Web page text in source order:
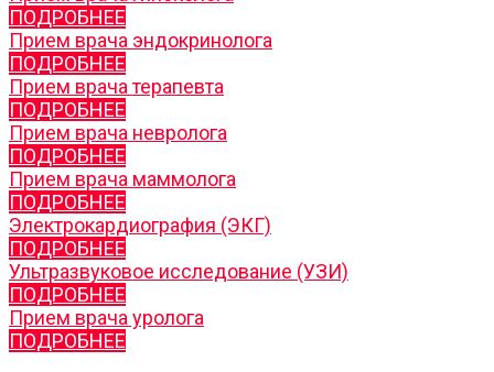
ПОДРОБНЕЕ
Прием врача эндокринолога
ПОДРОБНЕЕ
Прием врача терапевта
ПОДРОБНЕЕ
Прием врача невролога
ПОДРОБНЕЕ
Прием врача маммолога
ПОДРОБНЕЕ
Электрокардиография (ЭКГ)
ПОДРОБНЕЕ
Ультразвуковое исследование (УЗИ)
ПОДРОБНЕЕ
Прием врача уролога
ПОДРОБНЕЕ